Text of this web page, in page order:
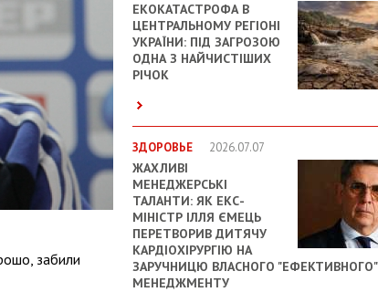
ЕКОКАТАСТРОФА В
ЦЕНТРАЛЬНОМУ РЕГІОНІ
УКРАЇНИ: ПІД ЗАГРОЗОЮ
ОДНА З НАЙЧИСТІШИХ
РІЧОК
ЗДОРОВЬЕ 2026.07.07
ЖАХЛИВІ
МЕНЕДЖЕРСЬКІ
ТАЛАНТИ: ЯК ЕКС-
МІНІСТР ІЛЛЯ ЄМЕЦЬ
ПЕРЕТВОРИВ ДИТЯЧУ
КАРДІОХІРУРГІЮ НА
ЗАРУЧНИЦЮ ВЛАСНОГО "ЕФЕКТИВНОГО"
МЕНЕДЖМЕНТУ
забили